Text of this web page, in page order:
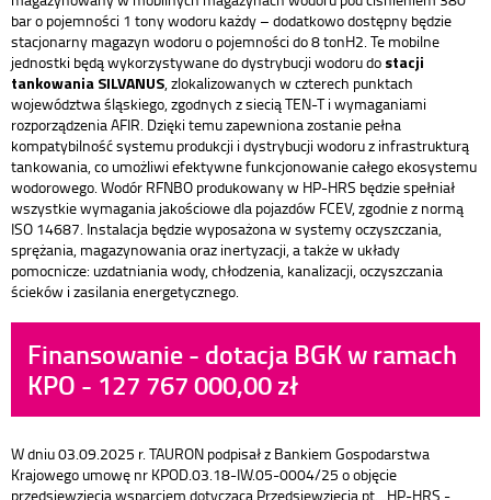
bar o pojemności 1 tony wodoru każdy – dodatkowo dostępny będzie
stacjonarny magazyn wodoru o pojemności do 8 tonH2. Te mobilne
jednostki będą wykorzystywane do dystrybucji wodoru do stacji
tankowania SILVANUS, zlokalizowanych w czterech punktach
województwa śląskiego, zgodnych z siecią TEN-T i wymaganiami
rozporządzenia AFIR. Dzięki temu zapewniona zostanie pełna
kompatybilność systemu produkcji i dystrybucji wodoru z infrastrukturą
tankowania, co umożliwi efektywne funkcjonowanie całego ekosystemu
wodorowego. Wodór RFNBO produkowany w HP-HRS będzie spełniał
wszystkie wymagania jakościowe dla pojazdów FCEV, zgodnie z normą
ISO 14687. Instalacja będzie wyposażona w systemy oczyszczania,
sprężania, magazynowania oraz inertyzacji, a także w układy
pomocnicze: uzdatniania wody, chłodzenia, kanalizacji, oczyszczania
ścieków i zasilania energetycznego.
Finansowanie - dotacja BGK w ramach
KPO - 127 767 000,00 zł
W dniu 03.09.2025 r. TAURON podpisał z Bankiem Gospodarstwa
Krajowego umowę nr KPOD.03.18-IW.05-0004/25 o objęcie
przedsięwzięcia wsparciem dotyczącą Przedsięwzięcia pt. „HP-HRS -